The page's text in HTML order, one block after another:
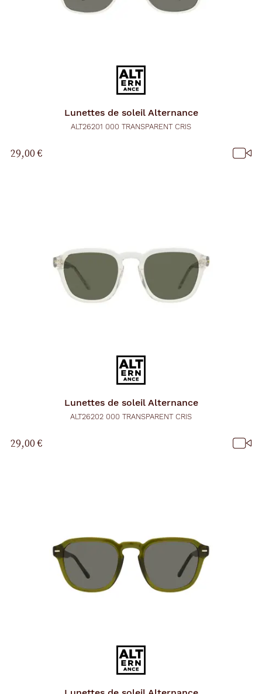
Lunettes de soleil Alternance
ALT26201 000 TRANSPARENT CRIS
29,00 €
Lunettes de soleil Alternance
ALT26202 000 TRANSPARENT CRIS
29,00 €